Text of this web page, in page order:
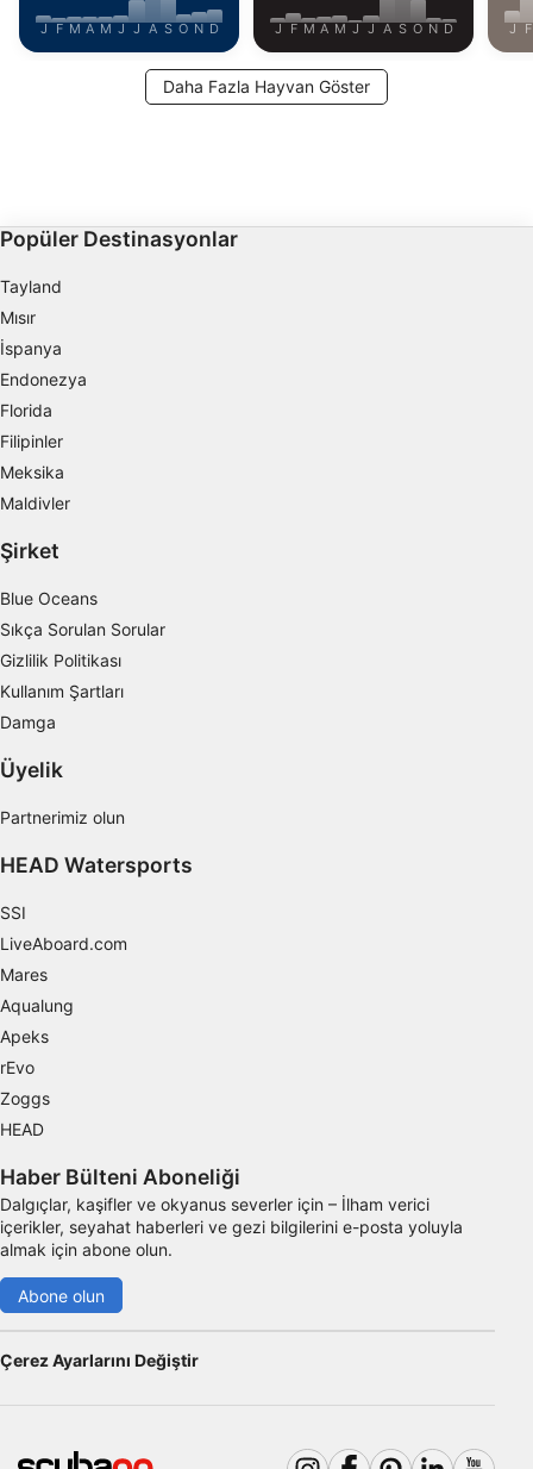
J F M A M J J A S O N D J F M A M J J A S O N D J F
Daha Fazla Hayvan Göster
Popüler Destinasyonlar
Tayland
Mısır
İspanya
Endonezya
Florida
Filipinler
Meksika
Maldivler
Şirket
Blue Oceans
Sıkça Sorulan Sorular
Gizlilik Politikası
Kullanım Şartları
Damga
Üyelik
Partnerimiz olun
HEAD Watersports
SSI
LiveAboard.com
Mares
Aqualung
Apeks
rEvo
Zoggs
HEAD
Haber Bülteni Aboneliği
Dalgıçlar, kaşifler ve okyanus severler için – İlham verici
içerikler, seyahat haberleri ve gezi bilgilerini e-posta yoluyla
almak için abone olun.
Abone olun
Çerez Ayarlarını Değiştir